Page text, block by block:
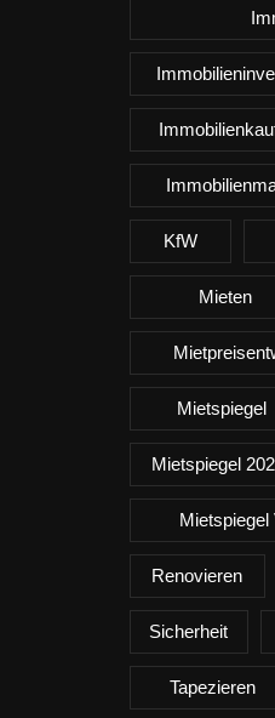
KfW
Mieten
Mietspiegel
Mietspiegel
Mietspiegel
Renovieren
Sicherheit
Tapezieren